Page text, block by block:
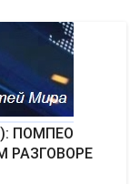
РАЗГОВОРЕ